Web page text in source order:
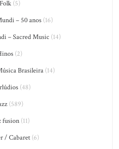
(5)
– 50 anos(16)
– Sacred Music (14)
(2)
Brasileira(14)
(48)
(589)
fusion(11)
/ Cabaret (6)